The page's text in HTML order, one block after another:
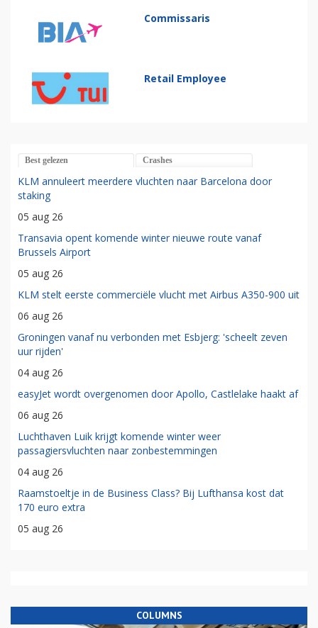
Commissaris
Retail Employee
Best gelezen Crashes
KLM annuleert meerdere vluchten naar Barcelona door
staking
05 aug 26
Transavia opent komende winter nieuwe route vanaf
Brussels Airport
05 aug 26
KLM stelt eerste commerciële vlucht met Airbus A350-900 uit
06 aug 26
Groningen vanaf nu verbonden met Esbjerg: 'scheelt zeven
uur rijden'
04 aug 26
easyJet wordt overgenomen door Apollo, Castlelake haakt af
06 aug 26
Luchthaven Luik krijgt komende winter weer
passagiersvluchten naar zonbestemmingen
04 aug 26
Raamstoeltje in de Business Class? Bij Lufthansa kost dat
170 euro extra
05 aug 26
COLUMNS